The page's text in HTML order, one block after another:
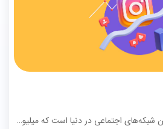
اینستاگرام یکی از محبوب‌ترین شبکه‌های اجتماعی در دنیا است که میلیون‌ها نفر روزانه از آن استفاده می‌کنند. اما به عنوان یک کسب‌وکار یا فروشگاه آنلاین، آیا می‌دانید چگونه می‌توانید محتوای خود را در این پلتفرم برجسته کنید؟ رازهای الگوریتم اینستاگرام یکی از کلیدهای موفقیت در این فضا هستند.